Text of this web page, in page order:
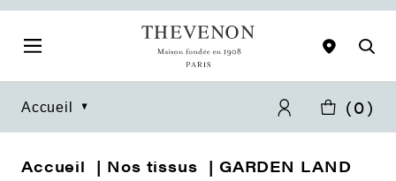
Accueil (0)
Accueil Nos tissus GARDEN LAND